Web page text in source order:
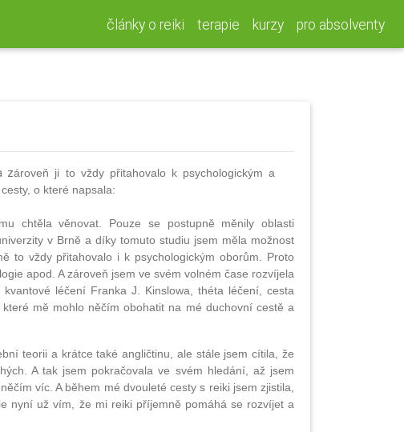
články o reiki terapie kurzy pro absolventy
zároveň ji to vždy přitahovalo k psychologickým a
o které napsala:
chtěla věnovat. Pouze se postupně měnily oblasti
v Brně a díky tomuto studiu jsem měla možnost
to vždy přitahovalo i k psychologickým oborům. Proto
apod. A zároveň jsem ve svém volném čase rozvíjela
léčení Franka J. Kinslowa, théta léčení, cesta
mě mohlo něčím obohatit na mé duchovní cestě a
teorii a krátce také angličtinu, ale stále jsem cítila, že
A tak jsem pokračovala ve svém hledání, až jsem
víc. A během mé dvouleté cesty s reiki jsem zjistila,
nyní už vím, že mi reiki příjemně pomáhá se rozvíjet a